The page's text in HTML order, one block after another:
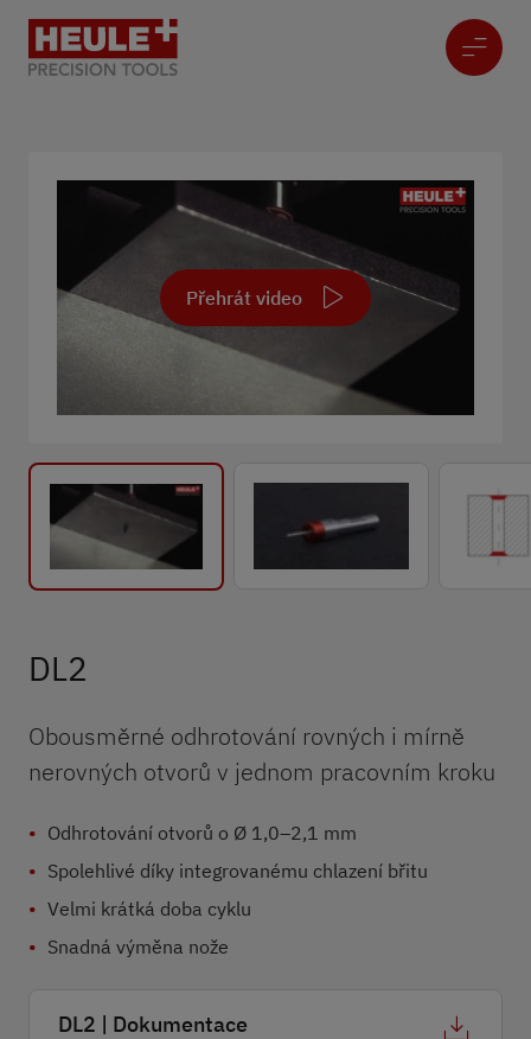
Přehrát video
DL2
Obousměrné odhrotování rovných i mírně
nerovných otvorů v jednom pracovním kroku
Odhrotování otvorů o Ø 1,0–2,1 mm
Spolehlivé díky integrovanému chlazení břitu
Velmi krátká doba cyklu
Snadná výměna nože
DL2 | Dokumentace